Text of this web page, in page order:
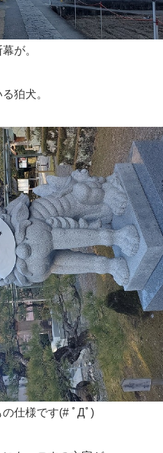
が。
狛犬。
仕様です(# ﾟДﾟ)